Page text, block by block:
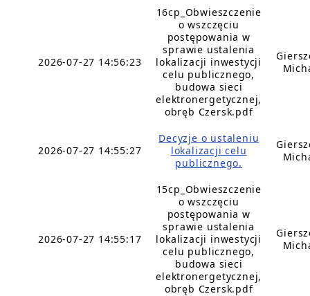
2026-07-27 14:56:23
16cp_Obwieszczenie
o wszczęciu
postępowania w
sprawie ustalenia
lokalizacji inwestycji
celu publicznego,
budowa sieci
elektronergetycznej,
obręb Czersk.pdf
2026-07-27 14:55:27
Decyzje o ustaleniu
lokalizacji celu
publicznego.
2026-07-27 14:55:17
15cp_Obwieszczenie
o wszczęciu
postępowania w
sprawie ustalenia
lokalizacji inwestycji
celu publicznego,
budowa sieci
elektronergetycznej,
obręb Czersk.pdf